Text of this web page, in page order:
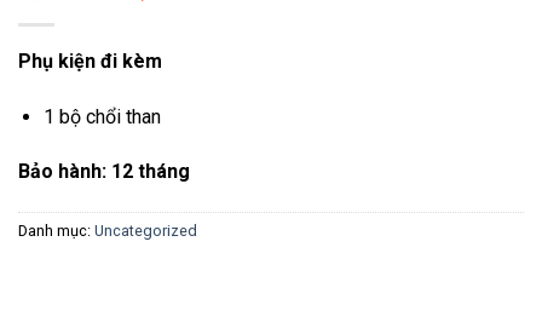
Phụ kiện đi kèm
1 bộ chổi than
Bảo hành: 12 tháng
Danh mục: Uncategorized